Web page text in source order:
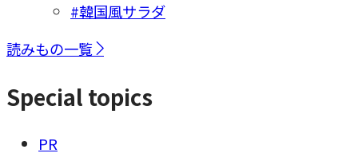
#韓国風サラダ
読みもの一覧
Special topics
PR